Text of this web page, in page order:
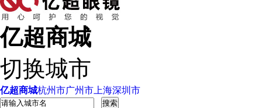
亿超商城
切换城市
亿超商城杭州市广州市 上海深圳市
搜索